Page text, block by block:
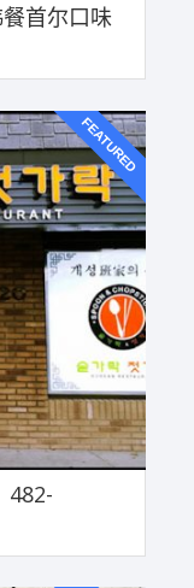
首尔口味
FEATURED
482-